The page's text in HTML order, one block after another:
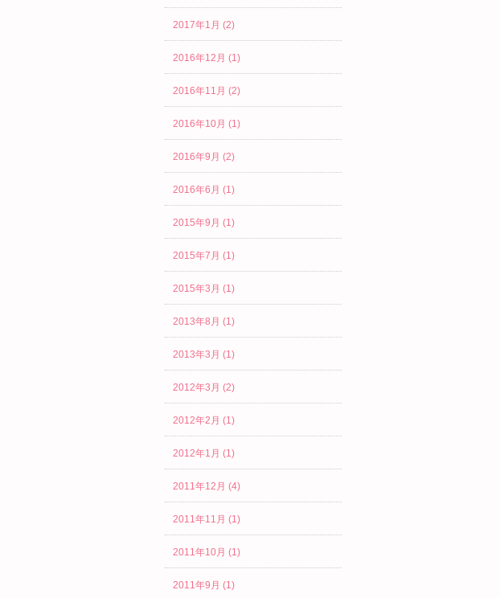
2017年1月 (2)
2016年12月 (1)
2016年11月 (2)
2016年10月 (1)
2016年9月 (2)
2016年6月 (1)
2015年9月 (1)
2015年7月 (1)
2015年3月 (1)
2013年8月 (1)
2013年3月 (1)
2012年3月 (2)
2012年2月 (1)
2012年1月 (1)
2011年12月 (4)
2011年11月 (1)
2011年10月 (1)
2011年9月 (1)